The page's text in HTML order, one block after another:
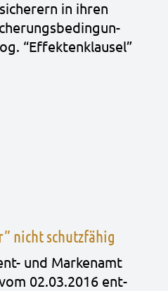
in ihren
“Effek­ten­klau­sel”
nicht schutzfähig
und Mar­ken­amt
02.03.2016 ent­